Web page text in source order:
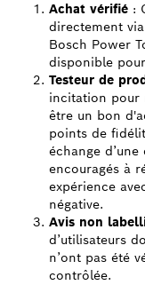
Achat vérifié :
directement
Bosch Power
disponible
Testeur de
incitation pour
être un bon
points de
échange
encouragés à
expérience
négative.
Avis non
d’utilisateurs
n’ont pas été
contrôlée.